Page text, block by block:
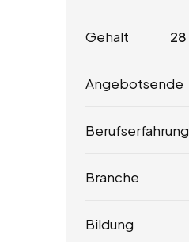
Gehalt 28
Angebotsende
Berufserfahrung
Branche
Bildung